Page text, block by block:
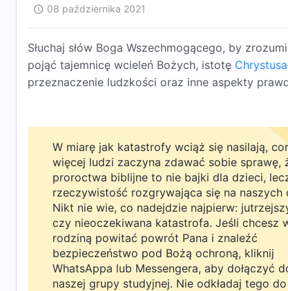
08 października 2021
Słuchaj słów Boga Wszechmogącego, by
pojąć tajemnicę wcieleń Bożych, istotę Chrystusa
przeznaczenie ludzkości oraz inne aspekty
W miarę jak katastrofy wciąż się nasilają,
więcej ludzi zaczyna zdawać sobie sprawę,
proroctwa biblijne to nie bajki dla dzieci,
rzeczywistość rozgrywająca się na naszych
Nikt nie wie, co nadejdzie najpierw:
czy nieoczekiwana katastrofa. Jeśli chcesz
rodziną powitać powrót Pana i znaleźć
bezpieczeństwo pod Bożą ochroną, kliknij
WhatsAppa lub Messengera, aby dołączyć
naszej grupy studyjnej. Nie odkładaj tego